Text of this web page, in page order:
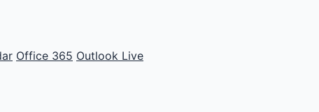
Office 365 Outlook Live